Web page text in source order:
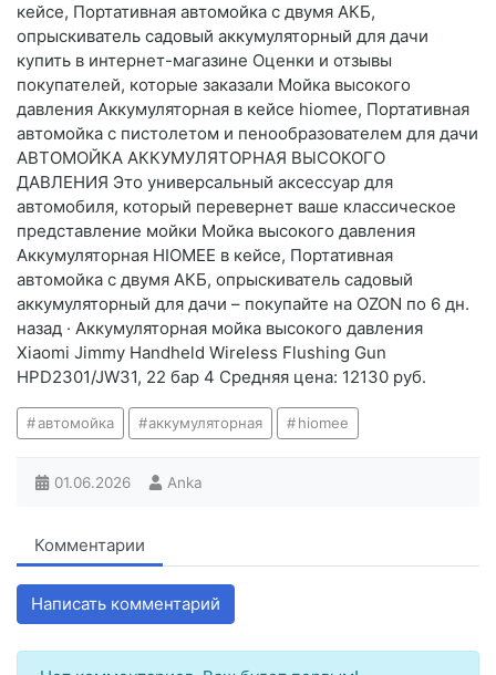
кейсе, Портативная автомойка с двумя АКБ,
опрыскиватель садовый аккумуляторный для дачи
купить в интернет-магазине Оценки и отзывы
покупателей, которые заказали Мойка высокого
давления Аккумуляторная в кейсе hiomee, Портативная
автомойка с пистолетом и пенообразователем для дачи
АВТОМОЙКА АККУМУЛЯТОРНАЯ ВЫСОКОГО
ДАВЛЕНИЯ Это универсальный аксессуар для
автомобиля, который перевернет ваше классическое
представление мойки Мойка высокого давления
Аккумуляторная HIOMEE в кейсе, Портативная
автомойка с двумя АКБ, опрыскиватель садовый
аккумуляторный для дачи – покупайте на OZON по 6 дн.
назад · Аккумуляторная мойка высокого давления
Xiaomi Jimmy Handheld Wireless Flushing Gun
HPD2301/JW31, 22 бар 4 Средняя цена: 12130 руб.
автомойка аккумуляторная hiomee
01.06.2026 Anka
Комментарии
Написать комментарий